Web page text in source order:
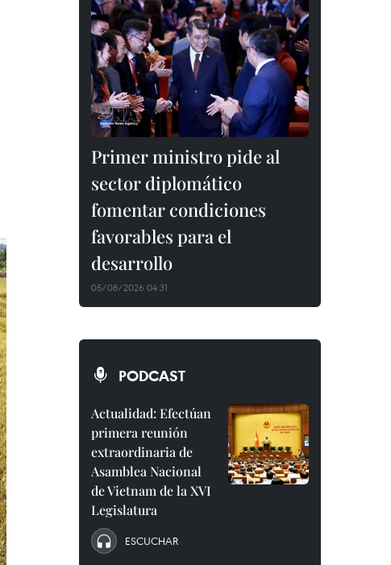
Primer ministro pide al
sector diplomático
fomentar condiciones
favorables para el
desarrollo
05/08/2026 04:31
PODCAST
Actualidad: Efectúan
primera reunión
extraordinaria de
Asamblea Nacional
de Vietnam de la XVI
Legislatura
ESCUCHAR